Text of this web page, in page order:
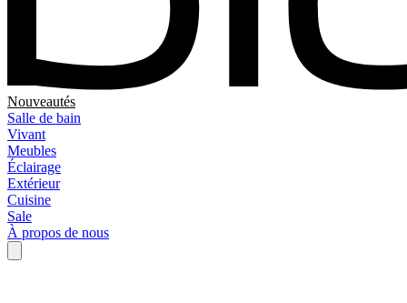
Nouveautés
Salle de bain
Vivant
Meubles
Éclairage
Extérieur
Cuisine
Sale
À propos de nous